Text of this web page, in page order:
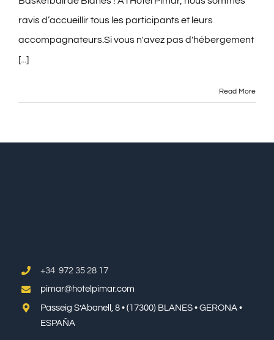
ravis d’accueillir tous les participants et leurs
accompagnateurs.Si vous n'avez pas d'hébergement
[...]
Read More
+34 972 35 28 17
pimar@hotelpimar.com
Passeig S’Abanell, 8 • (17300) BLANES • GERONA •
ESPAÑA